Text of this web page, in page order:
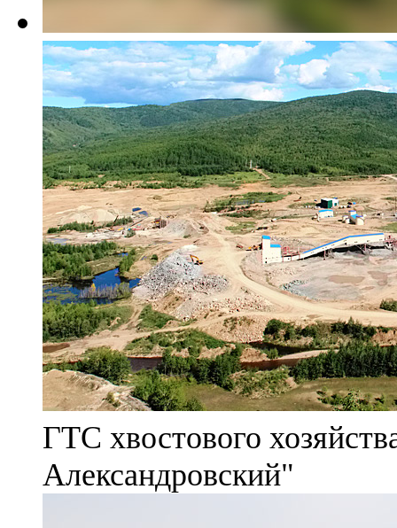
ГТС хвостового
Александровский"